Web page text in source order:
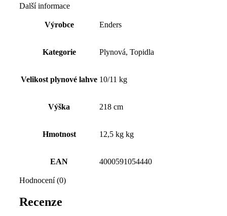
Další informace
Výrobce Enders
Kategorie Plynová, Topidla
Velikost plynové lahve 10/11 kg
Výška 218 cm
Hmotnost 12,5 kg kg
EAN 4000591054440
Hodnocení (0)
Recenze